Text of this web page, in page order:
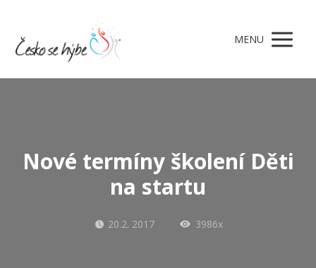
MENU
Nové termíny školení Děti
na startu
20.2. 2017 3986x